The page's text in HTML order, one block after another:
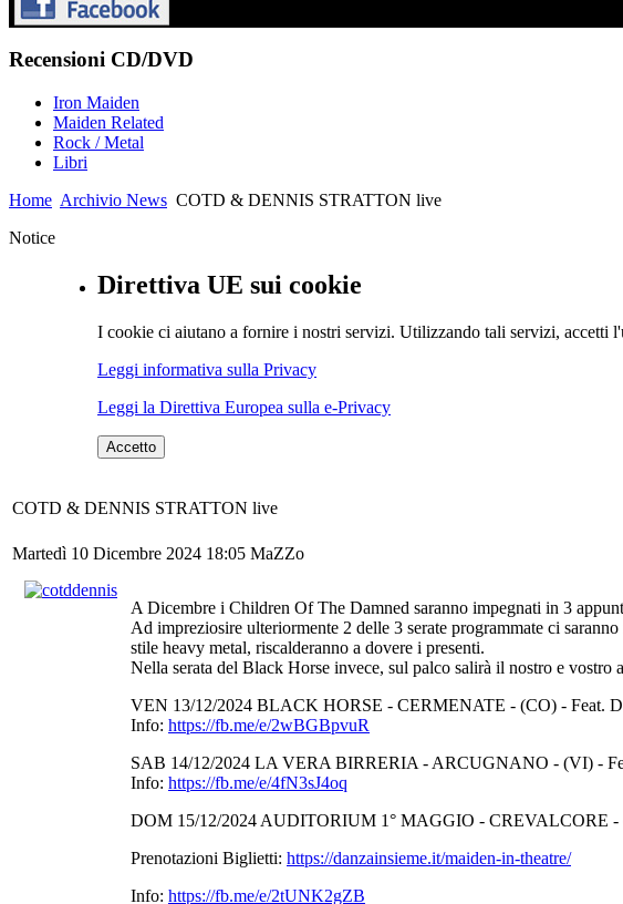
Recensioni CD/DVD
Iron Maiden
Maiden Related
Rock / Metal
Libri
Home Archivio News COTD & DENNIS STRATTON live
Notice
Direttiva UE sui cookie
I cookie ci aiutano a fornire i nostri servizi. Utilizzando tali servizi, accetti
Leggi informativa sulla Privacy
Leggi la Direttiva Europea sulla e-Privacy
Accetto
COTD & DENNIS STRATTON live
Martedì 10 Dicembre 2024 18:05 MaZZo
A Dicembre i Children Of The Damned saranno impegnati in 3
Ad impreziosire ulteriormente 2 delle 3 serate programmate ci
stile heavy metal, riscalderanno a dovere i presenti.
Nella serata del Black Horse invece, sul palco salirà il nostro e
VEN 13/12/2024 BLACK HORSE - CERMENATE - (CO) - Feat.
Info: https://fb.me/e/2wBGBpvuR
SAB 14/12/2024 LA VERA BIRRERIA - ARCUGNANO - (VI) -
Info: https://fb.me/e/4fN3sJ4oq
DOM 15/12/2024 AUDITORIUM 1° MAGGIO - CREVALCORE -
Prenotazioni Biglietti: https://danzainsieme.it/maiden-in-theatre/
Info: https://fb.me/e/2tUNK2gZB